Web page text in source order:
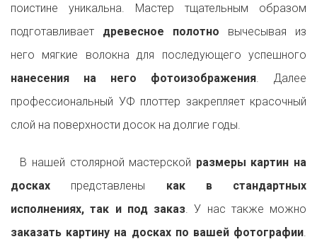
поистине уникальна. Мастер тщательным образом
подготавливает древесное полотно вычесывая из
него мягкие волокна для последующего успешного
нанесения на него фотоизображения. Далее
профессиональный УФ плоттер закрепляет красочный
слой на поверхности досок на долгие годы.
В нашей столярной мастерской размеры картин на
досках представлены как в стандартных
исполнениях, так и под заказ. У нас также можно
заказать картину на досках по вашей фотографии.